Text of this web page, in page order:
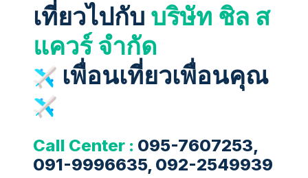
เที่ยวไปกับ บริษัท ชิล ส
แควร์ จำกัด
เพื่อนเที่ยวเพื่อนคุณ
Call Center : 095-7607253,
091-9996635, 092-2549939